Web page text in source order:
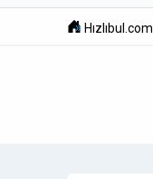
Hızlıbul.com